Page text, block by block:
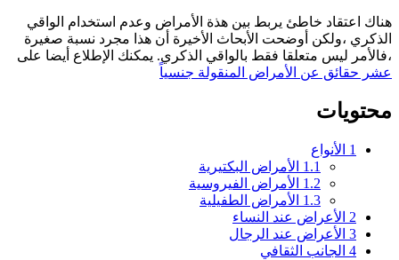
هناك اعتقاد خاطئ يربط بين هذة الأمراض وعدم استخدام الواقي
الذكري ،ولكن أوضحت الأبحاث الأخيرة أن هذا مجرد نسبة صغيرة
،فالأمر ليس متعلقا فقط بالواقي الذكري. يمكنك الإطلاع أيضا على
عشر حقائق عن الأمراض المنقولة جنسياً
محتويات
1 الأنواع
1.1 الأمراض البكتيرية
1.2 الأمراض الفيروسية
1.3 الأمراض الطفيلية
2 الأعراض عند النساء
3 الأعراض عند الرجال
4 الجانب الثقافي